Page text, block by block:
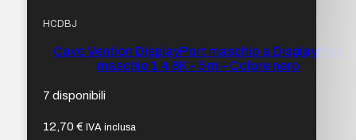
HCDBJ
Cavo Vention DisplayPort maschio a DisplayPort
maschio 1.4 8K – 5 m – Colore nero
7 disponibili
12,70€ IVA inclusa